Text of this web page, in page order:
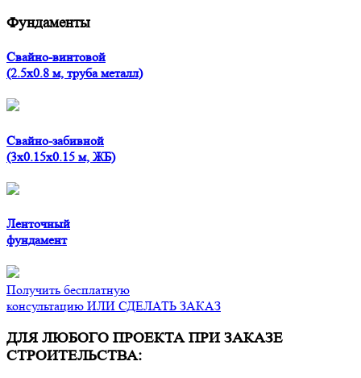
Фундаменты
Свайно-винтовой
(2.5x0.8 м, труба металл)
Свайно-забивной
(3x0.15x0.15 м, ЖБ)
Ленточный
фундамент
Получить бесплатную
консультацию ИЛИ СДЕЛАТЬ ЗАКАЗ
ДЛЯ ЛЮБОГО ПРОЕКТА ПРИ ЗАКАЗЕ
СТРОИТЕЛЬСТВА: